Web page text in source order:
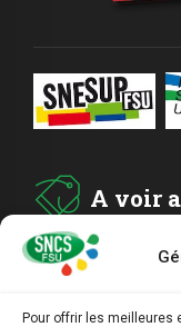
Pour offrir les
A voir
ADHESION